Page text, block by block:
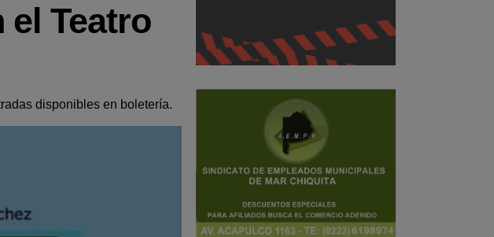
el Teatro
disponibles en boletería.